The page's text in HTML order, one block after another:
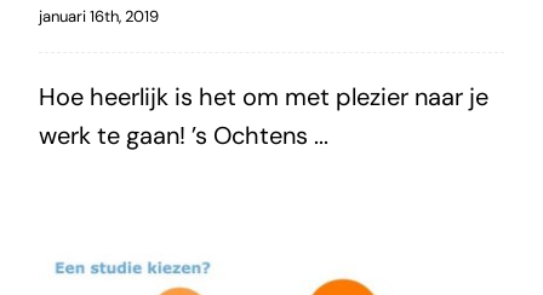
januari 16th, 2019
Hoe heerlijk is het om met plezier naar je
werk te gaan! ’s Ochtens ...